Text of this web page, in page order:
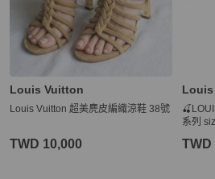
Louis Vuitton
Louis Vuitton 超美麂皮編織涼鞋 38號
TWD 10,000
系列
TWD